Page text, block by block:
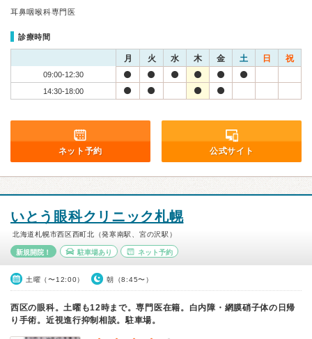
耳鼻咽喉科専門医
診療時間
月 火 水 木 金 土 日 祝
09:00-12:30
14:30-18:00
ネット予約 公式サイト
いとう眼科クリニック札幌
北海道札幌市西区西町北（発寒南駅、宮の沢駅）
新規開院！ 駐車場あり ネット予約
土曜（〜12:00） 朝（8:45〜）
西区の眼科。土曜も12時まで。専門医在籍。白内障・網膜硝子体の日帰
り手術。近視進行抑制相談。駐車場。